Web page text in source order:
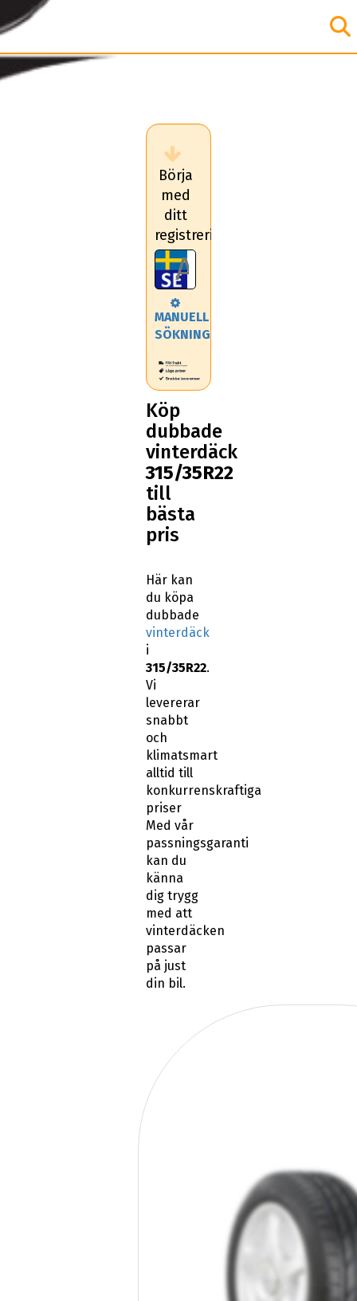
Börja
med
ditt
registreringsnummer
MANUELL
SÖKNING
Köp
dubbade
vinterdäck
315/35R22
till
bästa
pris
Här kan
du köpa
dubbade
vinterdäck
i
315/35R22.
Vi
levererar
snabbt
och
klimatsmart
alltid till
konkurrenskraftiga
priser
Med vår
passningsgaranti
kan du
känna
dig trygg
med att
vinterdäcken
passar
på just
din bil.